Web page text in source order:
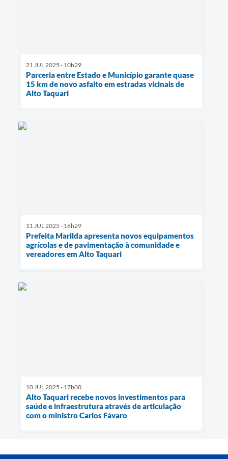
21 JUL 2025 - 10h29
Parceria entre Estado e Município garante quase
15 km de novo asfalto em estradas vicinais de
Alto Taquari
11 JUL 2025 - 16h29
Prefeita Marilda apresenta novos equipamentos
agrícolas e de pavimentação à comunidade e
vereadores em Alto Taquari
10 JUL 2025 - 17h00
Alto Taquari recebe novos investimentos para
saúde e infraestrutura através de articulação
com o ministro Carlos Fávaro